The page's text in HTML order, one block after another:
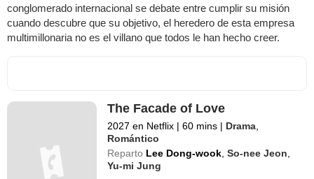
conglomerado internacional se debate entre cumplir su misión
cuando descubre que su objetivo, el heredero de esta empresa
multimillonaria no es el villano que todos le han hecho creer.
The Facade of Love
2027 en Netflix | 60 mins | Drama
Romántico
Reparto Lee Dong-wook ,So-nee Jeon
Yu-mi Jung